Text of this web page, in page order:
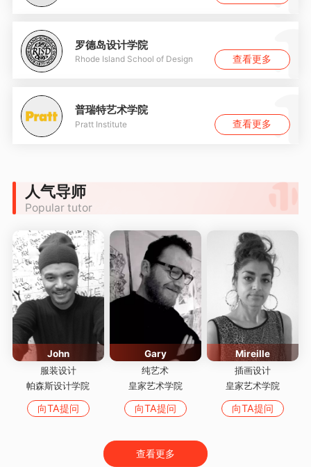
罗德岛设计学院
Rhode Island School of Design 查看更多
普瑞特艺术学院
Pratt Institute 查看更多
人气导师
Popular tutor
John
服装设计
帕森斯设计学院
向TA提问
Gary
纯艺术
皇家艺术学院
向TA提问
Mireille
插画设计
皇家艺术学院
向TA提问
查看更多